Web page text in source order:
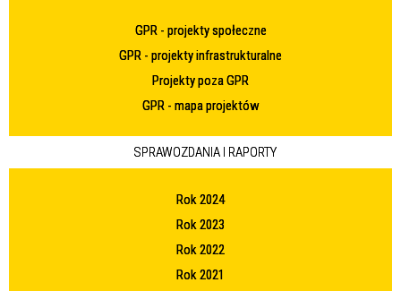
GPR - projekty społeczne
GPR - projekty infrastrukturalne
Projekty poza GPR
GPR - mapa projektów
SPRAWOZDANIA I RAPORTY
Rok 2024
Rok 2023
Rok 2022
Rok 2021